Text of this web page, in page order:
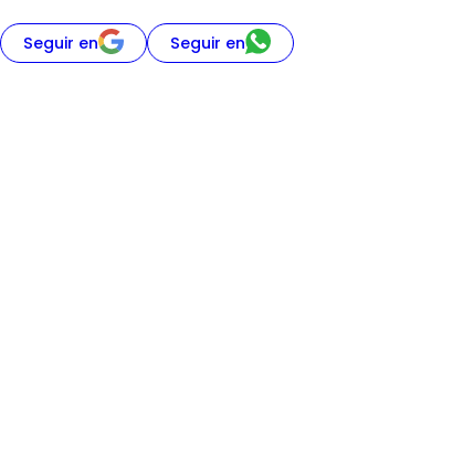
Seguir en Seguir en